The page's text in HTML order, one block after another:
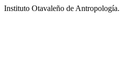
Instituto Otavaleño de